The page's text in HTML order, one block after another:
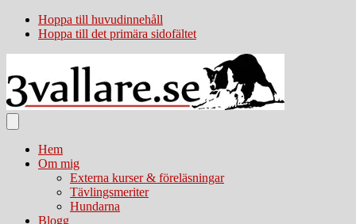
Hoppa till huvudinnehåll
Hoppa till det primära sidofältet
Hem
Om mig
Externa kurser & föreläsningar
Tävlingsmeriter
Hundarna
Blogg